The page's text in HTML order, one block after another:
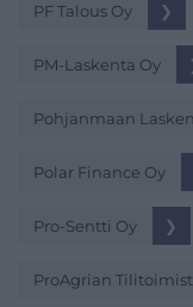
PF Talous Oy ❯
PM-Laskenta Oy
Pohjanmaan
Polar Finance Oy
Pro-Sentti Oy ❯
ProAgrian